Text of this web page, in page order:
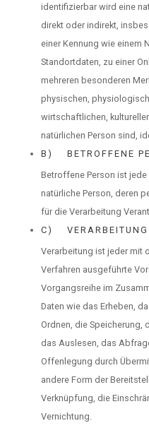
identifizierbar wird eine
direkt oder indirekt,
einer Kennung wie einem
Standortdaten, zu einer
mehreren besonderen
physischen,
wirtschaftlichen,
natürlichen Person sind,
B) BETROFFENE
Betroffene Person ist
natürliche Person, deren
für die Verarbeitung
C) VERARBEITUNG
Verarbeitung ist jeder mit
Verfahren ausgeführte
Vorgangsreihe im
Daten wie das Erheben,
Ordnen, die Speicherung,
das Auslesen, das
Offenlegung durch
andere Form der
Verknüpfung, die
Vernichtung.